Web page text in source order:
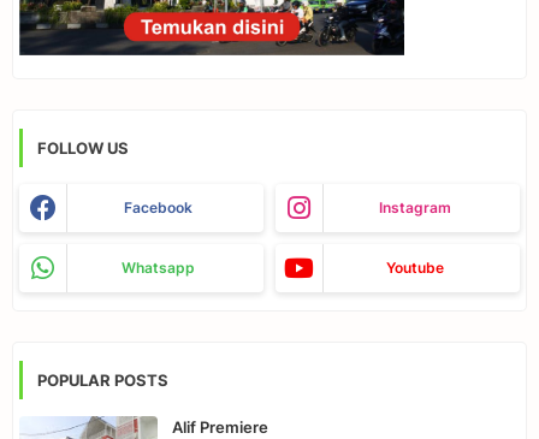
FOLLOW US
Facebook Instagram
Whatsapp Youtube
POPULAR POSTS
Alif Premiere